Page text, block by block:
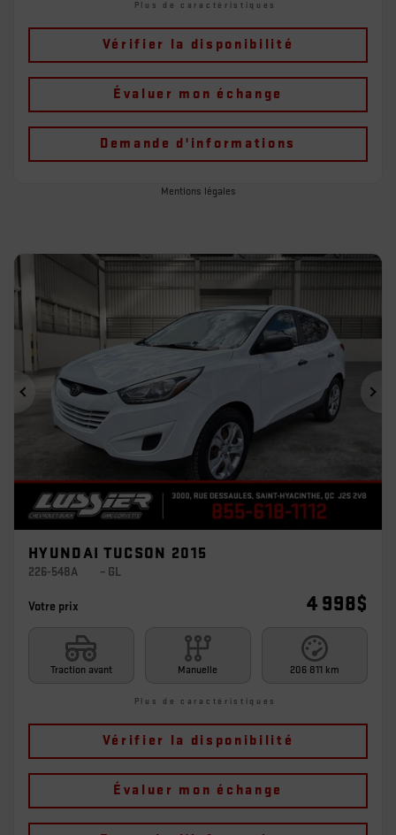
Plus de caractéristiques
Vérifier la disponibilité
Évaluer mon échange
Demande d'informations
Mentions légales
Précédent
HYUNDAI TUCSON 2015
226-548A – GL
Votre prix 4 998$
Traction avant Manuelle 206 811 km
Plus de caractéristiques
Vérifier la disponibilité
Évaluer mon échange